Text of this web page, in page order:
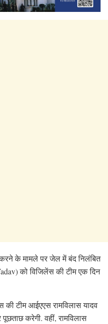
के मामले पर जेल में बंद निलंबित
को विजिलेंस की टीम एक दिन
टीम आईएएस रामविलास यादव
करेगी. वहीं, रामविलास